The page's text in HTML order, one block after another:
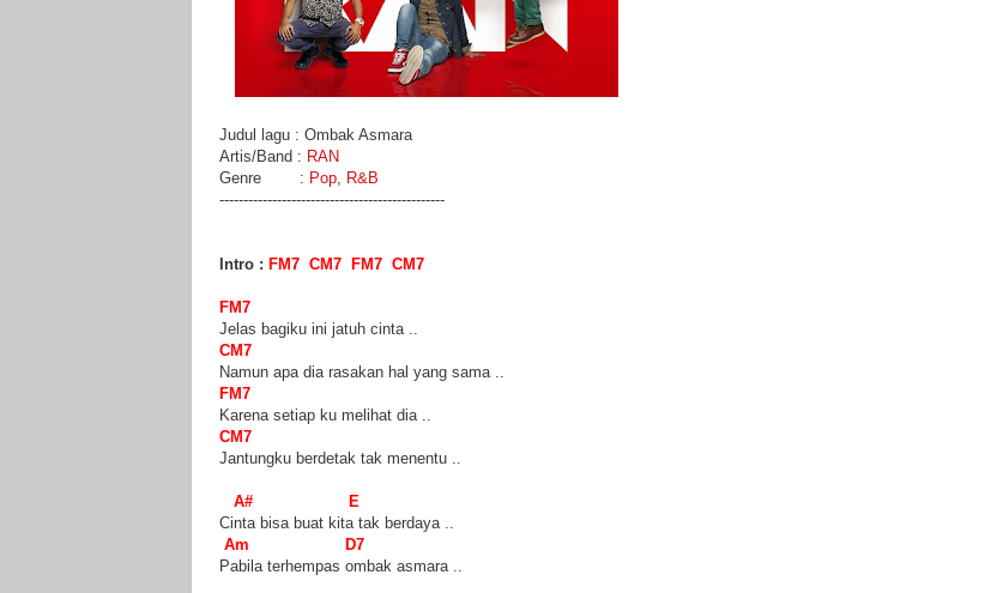
Judul lagu : Ombak Asmara
Artis/Band : RAN
Genre : Pop R&B
-----------------------------------------------
Intro : FM7 CM7 FM7 CM7
FM7
Jelas bagiku ini jatuh cinta ..
CM7
Namun apa dia rasakan hal yang sama ..
FM7
Karena setiap ku melihat dia ..
CM7
Jantungku berdetak tak menentu ..
A# E
Cinta bisa buat kita tak berdaya ..
Am D7
Pabila terhempas ombak asmara ..